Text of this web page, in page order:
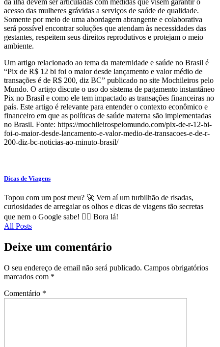
da ilha devem ser articuladas com medidas que visem garantir o
acesso das mulheres grávidas a serviços de saúde de qualidade.
Somente por meio de uma abordagem abrangente e colaborativa
será possível encontrar soluções que atendam às necessidades das
gestantes, respeitem seus direitos reprodutivos e protejam o meio
ambiente.
Um artigo relacionado ao tema da maternidade e saúde no Brasil é
“Pix de R$ 12 bi foi o maior desde lançamento e valor médio de
transações é de R$ 200, diz BC” publicado no site Mochileiros pelo
Mundo. O artigo discute o uso do sistema de pagamento instantâneo
Pix no Brasil e como ele tem impactado as transações financeiras no
país. Este artigo é relevante para entender o contexto econômico e
financeiro em que as políticas de saúde materna são implementadas
no Brasil. Fonte: https://mochileirospelomundo.com/pix-de-r-12-bi-
foi-o-maior-desde-lancamento-e-valor-medio-de-transacoes-e-de-r-
200-diz-bc-noticias-ao-minuto-brasil/
Dicas de Viagens
Topou com um post meu? 🚀 Vem aí um turbilhão de risadas,
curiosidades de arregalar os olhos e dicas de viagens tão secretas
que nem o Google sabe! 🕵️‍♂️ Bora lá!
All Posts
Deixe um comentário
O seu endereço de email não será publicado. Campos obrigatórios
marcados com *
Comentário *